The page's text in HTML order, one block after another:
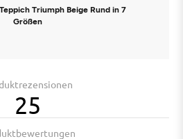
Triumph Beige Rund in 7
Größen
25